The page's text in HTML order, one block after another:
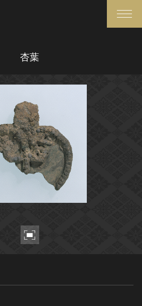
媒体資料・関連記事等
博物館、美術館の皆さまへ
文化庁よりご挨拶
ヘルプ
杏葉